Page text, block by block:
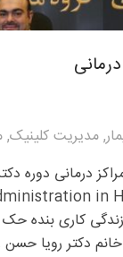
,مدیریت کلینیک,
درمانی دوره
در زندگی کاری